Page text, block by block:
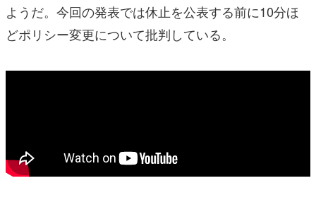
ようだ。今回の発表では休止を公表する前に10分ほ
どポリシー変更について批判している。